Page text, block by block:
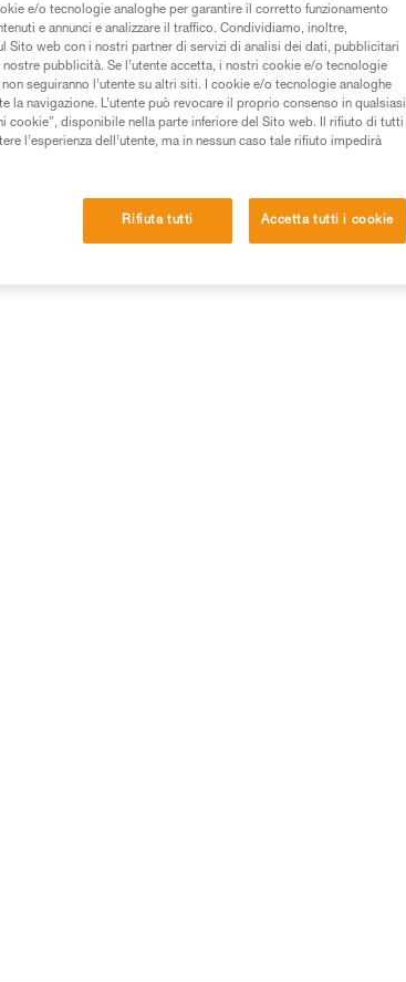
Trova un rivenditore
Altri prodotti
e/o tecnologie analoghe per garantire il corretto funzionamento
e annunci e analizzare il traffico. Condividiamo, inoltre,
Sito web con i nostri partner di servizi di analisi dei dati, pubblicitari
pubblicità. Se l’utente accetta, i nostri cookie e/o tecnologie
seguiranno l’utente su altri siti. I cookie e/o tecnologie analoghe
la navigazione. L’utente può revocare il proprio consenso in qualsiasi
cookie”, disponibile nella parte inferiore del Sito web. Il rifiuto di tutti
l’esperienza dell’utente, ma in nessun caso tale rifiuto impedirà
Rifiuta tutti Accetta tutti i cookie